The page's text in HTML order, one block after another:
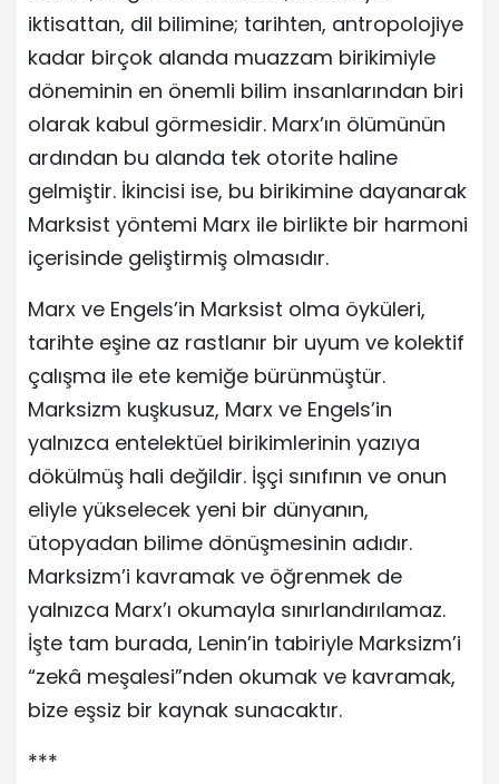
iktisattan, dil bilimine; tarihten, antropolojiye
kadar birçok alanda muazzam birikimiyle
döneminin en önemli bilim insanlarından biri
olarak kabul görmesidir. Marx’ın ölümünün
ardından bu alanda tek otorite haline
gelmiştir. İkincisi ise, bu birikimine dayanarak
Marksist yöntemi Marx ile birlikte bir harmoni
içerisinde geliştirmiş olmasıdır.
Marx ve Engels’in Marksist olma öyküleri,
tarihte eşine az rastlanır bir uyum ve kolektif
çalışma ile ete kemiğe bürünmüştür.
Marksizm kuşkusuz, Marx ve Engels’in
yalnızca entelektüel birikimlerinin yazıya
dökülmüş hali değildir. İşçi sınıfının ve onun
eliyle yükselecek yeni bir dünyanın,
ütopyadan bilime dönüşmesinin adıdır.
Marksizm’i kavramak ve öğrenmek de
yalnızca Marx’ı okumayla sınırlandırılamaz.
İşte tam burada, Lenin’in tabiriyle Marksizm’i
“zekâ meşalesi”nden okumak ve kavramak,
bize eşsiz bir kaynak sunacaktır.
***